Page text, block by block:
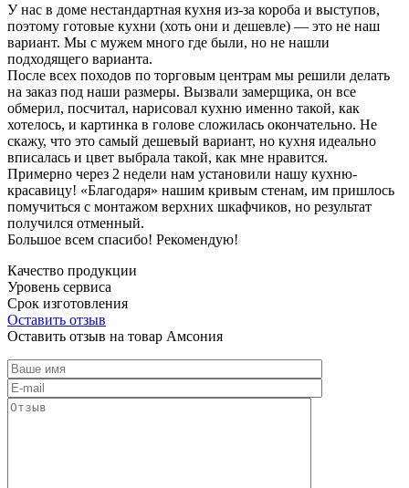
У нас в доме нестандартная кухня из-за короба и выступов,
поэтому готовые кухни (хоть они и дешевле) — это не наш
вариант. Мы с мужем много где были, но не нашли
подходящего варианта.
После всех походов по торговым центрам мы решили делать
на заказ под наши размеры. Вызвали замерщика, он все
обмерил, посчитал, нарисовал кухню именно такой, как
хотелось, и картинка в голове сложилась окончательно. Не
скажу, что это самый дешевый вариант, но кухня идеально
вписалась и цвет выбрала такой, как мне нравится.
Примерно через 2 недели нам установили нашу кухню-
красавицу! «Благодаря» нашим кривым стенам, им пришлось
помучиться с монтажом верхних шкафчиков, но результат
получился отменный.
Большое всем спасибо! Рекомендую!
Качество продукции
Уровень сервиса
Срок изготовления
Оставить отзыв
Оставить отзыв на товар Амсония